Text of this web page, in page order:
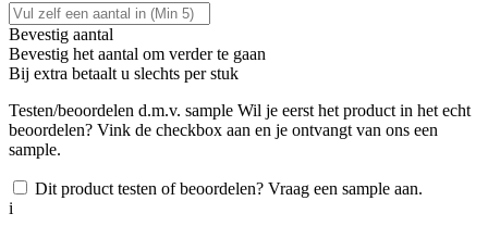
Bevestig aantal
Bevestig het aantal om verder te gaan
Bij extra betaalt u slechts per stuk
Testen/beoordelen d.m.v. sample Wil je eerst het product in het echt
beoordelen? Vink de checkbox aan en je ontvangt van ons een
sample.
Dit product testen of beoordelen? Vraag een sample aan.
i